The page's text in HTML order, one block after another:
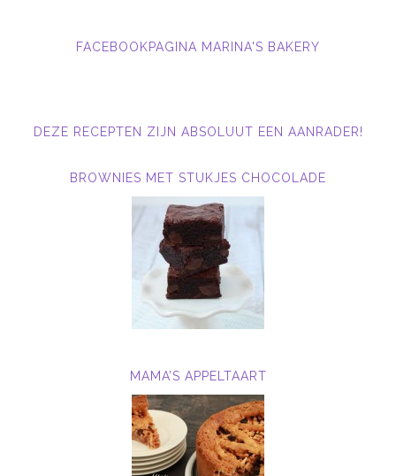
FACEBOOKPAGINA MARINA'S BAKERY
DEZE RECEPTEN ZIJN ABSOLUUT EEN AANRADER!
BROWNIES MET STUKJES CHOCOLADE
MAMA’S APPELTAART